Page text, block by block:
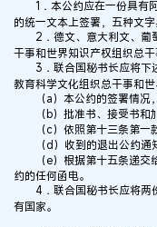
1．本公约应在一份具有阿
的统一文本上签署，五种文字
2．德文、意大利文、葡
干事和世界知识产权组织总
3．联合国秘书长应将下
教育科学文化组织总干事和世
（a）本公约的签署情况，
（b）批准书、接受书和加
（c）依照第十三条第一款
（d）收到的退出公约通知
（e）根据第十五条递交
约的任何函电。
4．联合国秘书长应将两
有国家。